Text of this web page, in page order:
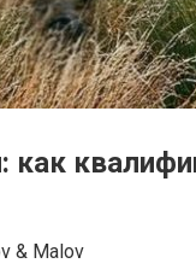
как
& Malov